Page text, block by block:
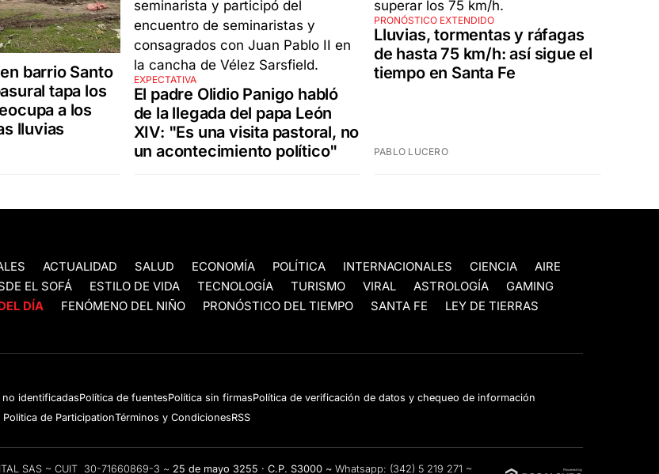
barrio Santo
tapa los
a los
lluvias
EXPECTATIVA
El padre Olidio Panigo habló
de la llegada del papa León
XIV: "Es una visita pastoral, no
un acontecimiento político"
PRONÓSTICO EXTENDIDO
Lluvias, tormentas y ráfagas
de hasta 75 km/h: así sigue el
tiempo en Santa Fe
PABLO LUCERO
ACTUALIDAD SALUD ECONOMÍA POLÍTICA INTERNACIONALES CIENCIA
AIRE
EL SOFÁ ESTILO DE VIDA TECNOLOGÍA TURISMO VIRAL ASTROLOGÍA
GAMING
DÍA FENÓMENO DEL NIÑO PRONÓSTICO DEL TIEMPO SANTA FE
LEY DE TIERRAS
identificadasPolítica de fuentesPolítica sin firmasPolítica de verificación de datos y chequeo de información
Politica de ParticipationTérminos y CondicionesRSS
SAS ~ CUIT 30-71660869-3 ~ 25 de mayo 3255 · C.P. S3000 ~ Whatsapp: (342) 5 219 271 ~